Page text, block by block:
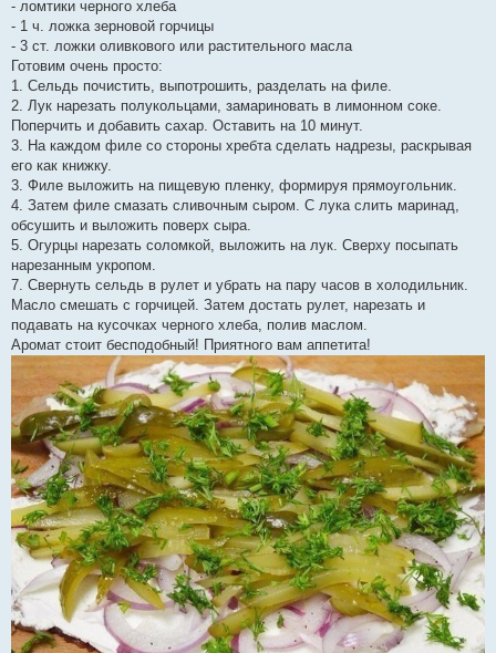
- ломтики черного хлеба
- 1 ч. ложка зерновой горчицы
- 3 ст. ложки оливкового или растительного масла
Готовим очень просто:
1. Сельдь почистить, выпотрошить, разделать на филе.
2. Лук нарезать полукольцами, замариновать в лимонном соке.
Поперчить и добавить сахар. Оставить на 10 минут.
3. На каждом филе со стороны хребта сделать надрезы, раскрывая
его как книжку.
3. Филе выложить на пищевую пленку, формируя прямоугольник.
4. Затем филе смазать сливочным сыром. С лука слить маринад,
обсушить и выложить поверх сыра.
5. Огурцы нарезать соломкой, выложить на лук. Сверху посыпать
нарезанным укропом.
7. Свернуть сельдь в рулет и убрать на пару часов в холодильник.
Масло смешать с горчицей. Затем достать рулет, нарезать и
подавать на кусочках черного хлеба, полив маслом.
Аромат стоит бесподобный! Приятного вам аппетита!